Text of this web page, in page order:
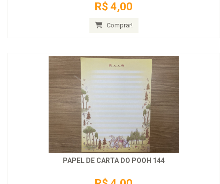
R$ 4,00
Comprar!
PAPEL DE CARTA DO POOH 144